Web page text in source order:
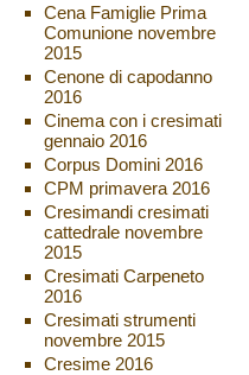
Cena Famiglie Prima
Comunione novembre
2015
Cenone di capodanno
2016
Cinema con i cresimati
gennaio 2016
Corpus Domini 2016
CPM primavera 2016
Cresimandi cresimati
cattedrale novembre
2015
Cresimati Carpeneto
2016
Cresimati strumenti
novembre 2015
Cresime 2016